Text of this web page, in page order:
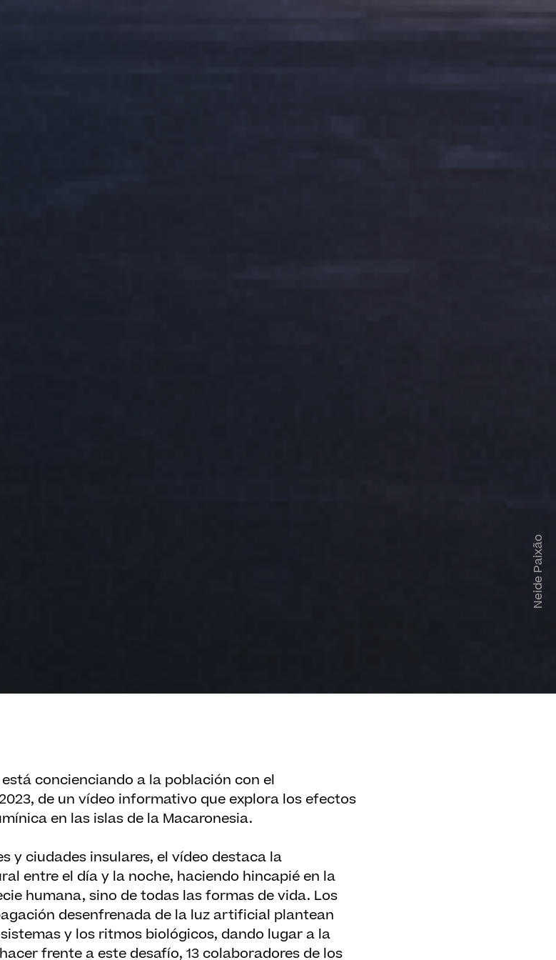
Neide Paixão
concienciando a la población con el
de un vídeo informativo que explora los efectos
en las islas de la Macaronesia.
y ciudades insulares, el vídeo destaca la
entre el día y la noche, haciendo hincapié en la
humana, sino de todas las formas de vida. Los
desenfrenada de la luz artificial plantean
y los ritmos biológicos, dando lugar a la
frente a este desafío, 13 colaboradores de los